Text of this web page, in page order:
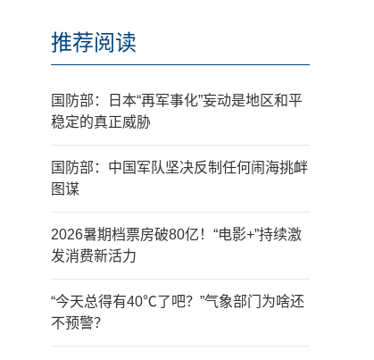
推荐阅读
国防部：日本“再军事化”妄动是地区和平
稳定的真正威胁
国防部：中国军队坚决反制任何闹海挑衅
图谋
2026暑期档票房破80亿！“电影+”持续激
发消费新活力
“今天总得有40℃了吧？”气象部门为啥还
不预警？